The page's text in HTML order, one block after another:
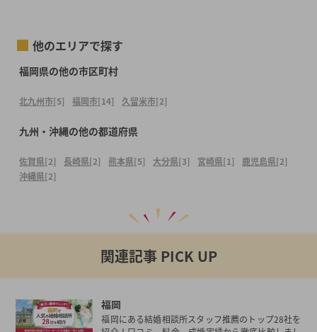
他のエリアで探す
福岡県の他の市区町村
北九州市[5] 福岡市[14] 久留米市[2]
九州・沖縄の他の都道府県
佐賀県[2] 長崎県[2] 熊本県[5] 大分県[3] 宮崎県[1] 鹿児島県[2]
沖縄県[2]
関連記事 PICK UP
福岡
福岡にある結婚相談所スタッフ推薦のトップ28社を